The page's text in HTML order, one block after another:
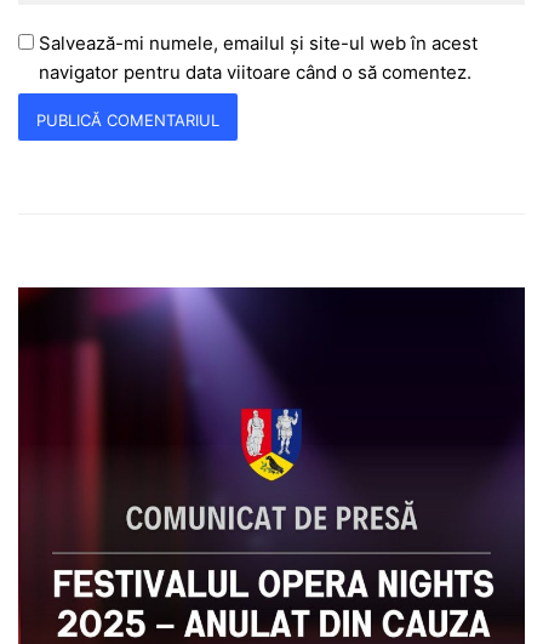
Salvează-mi numele, emailul și site-ul web în acest
navigator pentru data viitoare când o să comentez.